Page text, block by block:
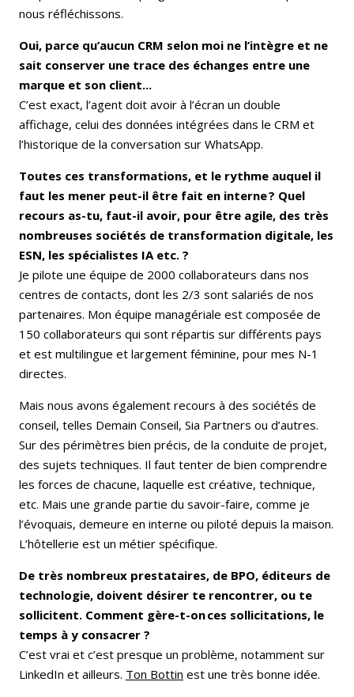
nous réfléchissons.
Oui, parce qu’aucun CRM selon moi ne l’intègre et ne
sait conserver une trace des échanges entre une
marque et son client...
C’est exact, l’agent doit avoir à l’écran un double
affichage, celui des données intégrées dans le CRM et
l’historique de la conversation sur WhatsApp.
Toutes ces transformations, et le rythme auquel il
faut les mener peut-il être fait en interne ? Quel
recours as-tu, faut-il avoir, pour être agile, des très
nombreuses sociétés de transformation digitale, les
ESN, les spécialistes IA etc. ?
Je pilote une équipe de 2000 collaborateurs dans nos
centres de contacts, dont les 2/3 sont salariés de nos
partenaires. Mon équipe managériale est composée de
150 collaborateurs qui sont répartis sur différents pays
et est multilingue et largement féminine, pour mes N-1
directes.
Mais nous avons également recours à des sociétés de
conseil, telles Demain Conseil, Sia Partners ou d’autres.
Sur des périmètres bien précis, de la conduite de projet,
des sujets techniques. Il faut tenter de bien comprendre
les forces de chacune, laquelle est créative, technique,
etc. Mais une grande partie du savoir-faire, comme je
l’évoquais, demeure en interne ou piloté depuis la maison.
L’hôtellerie est un métier spécifique.
De très nombreux prestataires, de BPO, éditeurs de
technologie, doivent désirer te rencontrer, ou te
sollicitent. Comment gère-t-on ces sollicitations, le
temps à y consacrer ?
C’est vrai et c’est presque un problème, notamment sur
LinkedIn et ailleurs. Ton Bottin est une très bonne idée.